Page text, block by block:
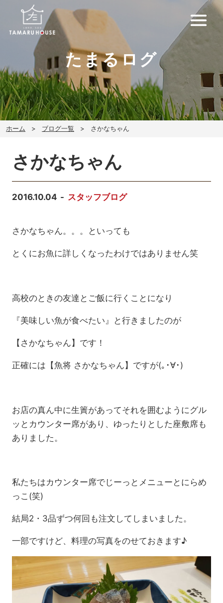
たまるログ
ホーム ブログ一覧 さかなちゃん
さかなちゃん
2016.10.04 スタッフブログ
さかなちゃん。。。といっても
とくにお魚に詳しくなったわけではありません笑
高校のときの友達とご飯に行くことになり
『美味しい魚が食べたい』と行きましたのが
【さかなちゃん】です！
正確には【魚将 さかなちゃん】ですが(｡･∀･)
お店の真ん中に生簀があってそれを囲むようにグル
ッとカウンター席があり、ゆったりとした座敷席も
ありました。
私たちはカウンター席でじーっとメニューとにらめ
っこ(笑)
結局2・3品ずつ何回も注文してしまいました。
一部ですけど、料理の写真をのせておきます♪